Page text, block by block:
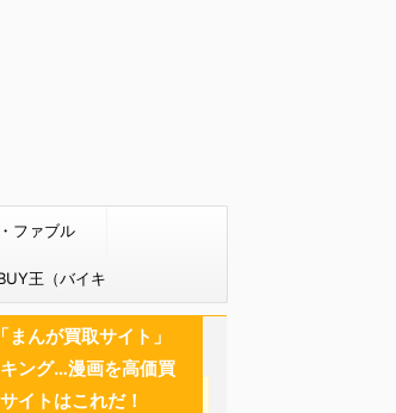
ファブル
王（バイキ
）」
まんが買取サイト」
ング…漫画を高価買
イトはこれだ！